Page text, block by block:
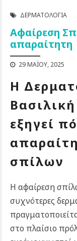
ΔΕΡΜΑΤΟΛΟΓΊΑ
Αφαίρεση
απαραίτητη
29 ΜΑΪ́ΟΥ, 2025
Η
εξηγεί
σπίλων
Η αφαίρεση
συχνότερες
στο πλαίσιο